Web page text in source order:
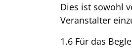
Dies ist sowohl
Veranstalter
1.6 Für das